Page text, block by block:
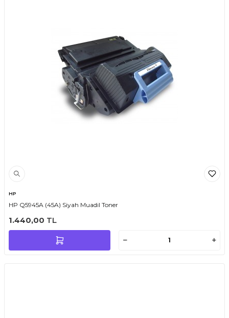
HP
HP Q5945A (45A) Siyah Muadil Toner
1.440,00 TL